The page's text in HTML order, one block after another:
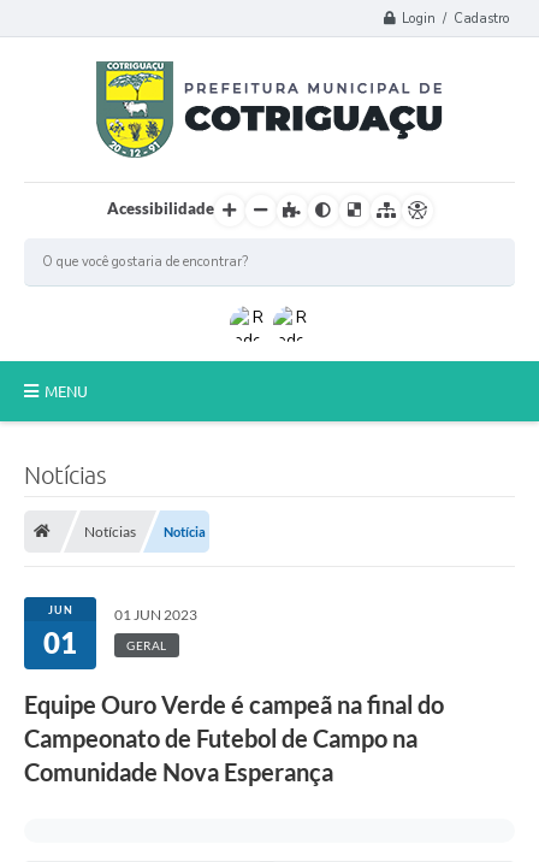
Login / Cadastro
Acessibilidade
MENU
A Prefeitura
Notícias
Secretarias
Imprensa
Notícias
Notícias Notícia
JUN
01
01 JUN 2023
GERAL
Equipe Ouro Verde é campeã na final do
Campeonato de Futebol de Campo na
Comunidade Nova Esperança